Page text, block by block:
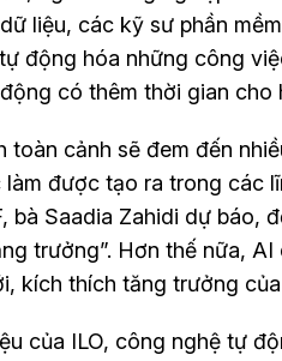
liệu, các kỹ sư phần
động hóa những công
có thêm thời gian cho
toàn cảnh sẽ đem đến
làm được tạo ra trong các
bà Saadia Zahidi dự báo,
trưởng”. Hơn thế nữa,
kích thích tăng trưởng
của ILO, công nghệ tự